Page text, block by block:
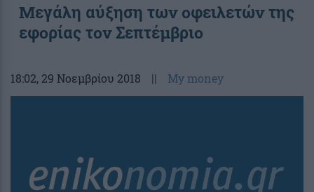
Μεγάλη αύξηση των οφειλετών της
εφορίας τον Σεπτέμβριο
18:02, 29 Νοεμβρίου 2018 || My money